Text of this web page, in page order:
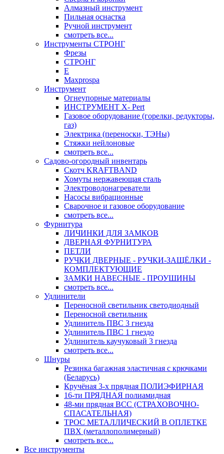
Алмазный инструмент
Пильная оснастка
Ручной инструмент
смотреть все...
Инструменты СТРОНГ
Фрезы
СТРОНГ
Е
Maxprospa
Инструмент
Огнеупорные материалы
ИНСТРУМЕНТ X- Pert
Газовое оборудование (горелки, редукторы,
газ)
Электрика (переноски, ТЭНы)
Стяжки нейлоновые
смотреть все...
Садово-огородный инвентарь
Скотч KRAFTBAND
Хомуты нержавеющая сталь
Электроводонагреватели
Насосы вибрационные
Сварочное и газовое оборудование
смотреть все...
Фурнитура
ЛИЧИНКИ ДЛЯ ЗАМКОВ
ДВЕРНАЯ ФУРНИТУРА
ПЕТЛИ
РУЧКИ ДВЕРНЫЕ - РУЧКИ-ЗАЩЁЛКИ -
КОМПЛЕКТУЮЩИЕ
ЗАМКИ НАВЕСНЫЕ - ПРОУШИНЫ
смотреть все...
Удлинители
Переносной светильник светодиодный
Переносной светильник
Удлинитель ПВС 3 гнезда
Удлинитель ПВС 1 гнездо
Удлинитель каучуковый 3 гнезда
смотреть все...
Шнуры
Резинка багажная эластичная с крючками
(Беларусь)
Кручёная 3-х прядная ПОЛИЭФИРНАЯ
16-ти ПРЯДНАЯ полиамидная
48-ми прядная ВСС (СТРАХОВОЧНО-
СПАСАТЕЛЬНАЯ)
ТРОС МЕТАЛЛИЧЕСКИЙ В ОПЛЕТКЕ
ПВХ (металлополимерный)
смотреть все...
Все инструменты